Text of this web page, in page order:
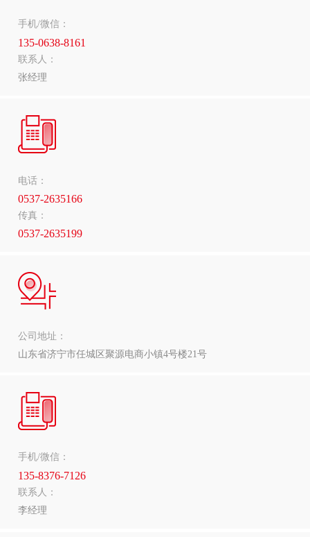
手机/微信：
135-0638-8161
联系人：
张经理
电话：
0537-2635166
传真：
0537-2635199
公司地址：
山东省济宁市任城区聚源电商小镇4号楼21号
手机/微信：
135-8376-7126
联系人：
李经理